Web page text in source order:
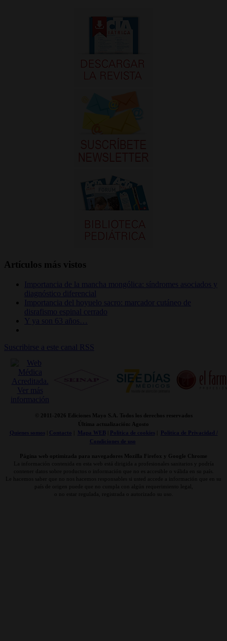
Artículos más vistos
Importancia de la mancha mongólica: síndromes asociados y
diagnóstico diferencial
Importancia del hoyuelo sacro: marcador cutáneo de
disrafismo espinal cerrado
Y ya son 63 años…
Suscribirse a este canal RSS
© 2011- 2026 Ediciones Mayo S.A. Todos los derechos reservados
Última actualización: Agosto
Quienes somos| Contacto Mapa WEB| Politica de cookies|
Politica de Privacidad /
Condiciones de uso
Página web optimizada para navegadores Mozilla Firefox y Google Chrome
La información contenida en esta web está dirigida a profesionales sanitarios y podría
contener datos sobre productos o información que no es accesible o válida en su país.
Le hacemos saber que no nos hacemos responsables si usted accede a información que en su
país de origen puede que no cumpla con algún requerimiento legal,
o no estar regulada, registrada o autorizado su uso.